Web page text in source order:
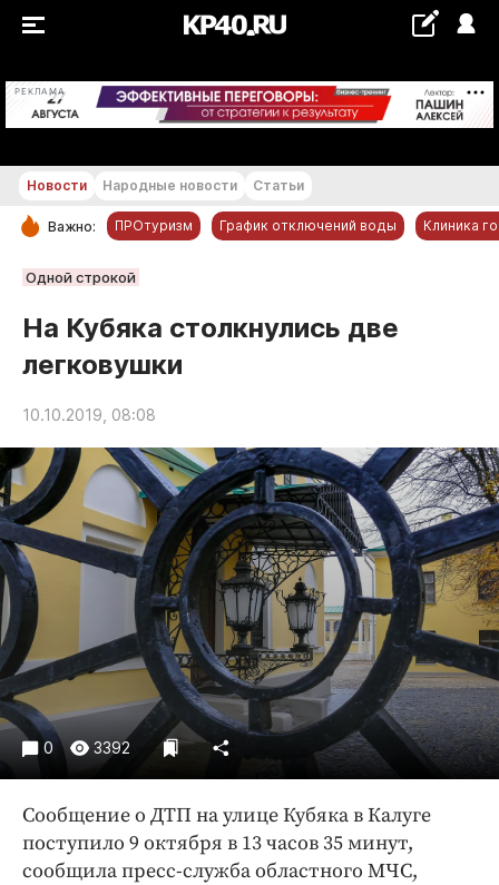
РЕКЛАМА +21...+22 °С
РУБРИКИ
Обнинск
Новости компаний
Статьи
Народные новости
Авто и транспорт
Благоустройство
Криминал
Культура
Недвижимость и ЖКХ
Образование
Общество
Погода
Праздники
Происшествия
Спорт
Экономика и бизнес
ПРОЕКТЫ
Новости Народные новости Статьи
Важно: ПРОтуризм График отключений воды Клиника
Одной строкой
На Кубяка столкнулись две
легковушки
10.10.2019, 08:08
0 3392
Сообщение о ДТП на улице Кубяка в Калуге
поступило 9 октября в 13 часов 35 минут,
сообщила пресс-служба областного МЧС,